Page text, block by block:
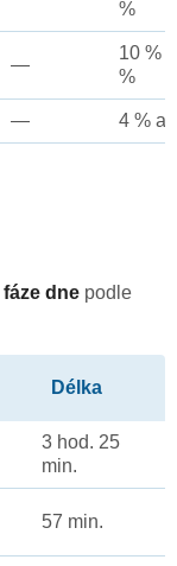
%
—
10 %
%
— 4 %
fáze dne podle
Délka
3 hod. 25
min.
57 min.